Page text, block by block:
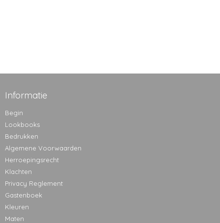
Informatie
Begin
Lookbooks
Bedrukken
Algemene Voorwaarden
Herroepingsrecht
Klachten
Privacy Reglement
Gastenboek
Kleuren
Maten